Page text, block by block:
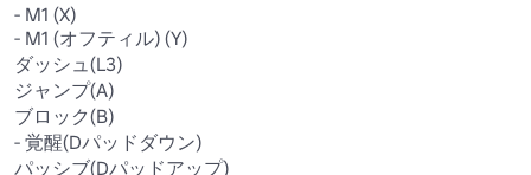
- M1 (X)
- M1 (オフティル) (Y)
ダッシュ(L3)
ジャンプ(A)
ブロック(B)
- 覚醒(Dパッドダウン)
パッシブ(Dパッドアップ)